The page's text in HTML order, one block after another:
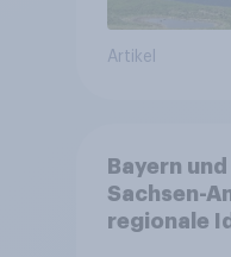
Artikel
Bayern
Sachsen-
regionale